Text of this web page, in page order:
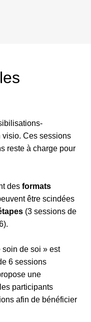
Ces sessions
reste à charge pour
des formats
être scindées
(3 sessions de
soin de soi » est
6 sessions
une
participants
afin de bénéficier